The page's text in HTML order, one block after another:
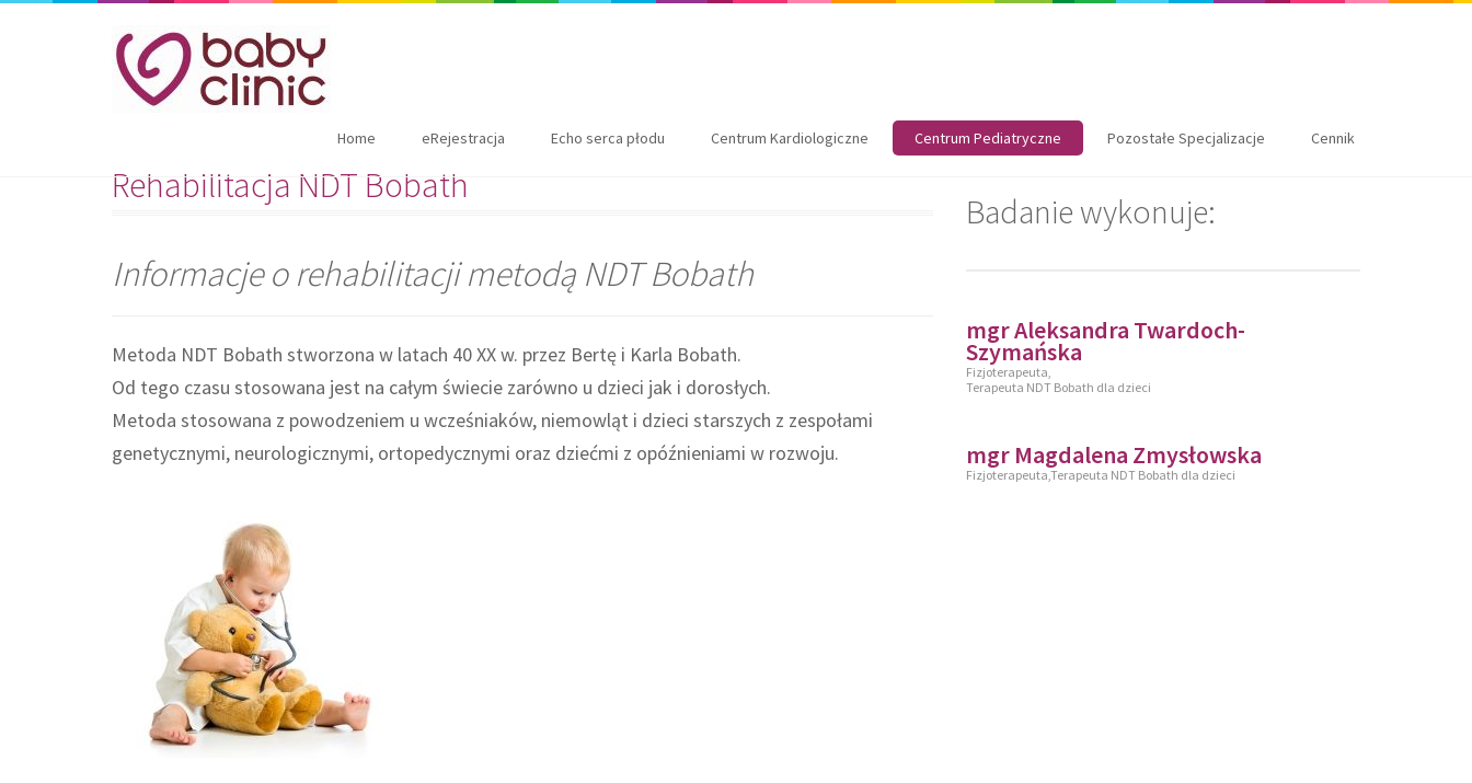
Home eRejestracja Echo serca płodu Centrum Kardiologiczne Centrum Pediatryczne Pozostałe Specjalizacje Cennik
Rehabilitacja NDT Bobath
Informacje o rehabilitacji metodą NDT Bobath
Metoda NDT Bobath stworzona w latach 40 XX w. przez Bertę i Karla Bobath.
Od tego czasu stosowana jest na całym świecie zarówno u dzieci jak i dorosłych.
Metoda stosowana z powodzeniem u wcześniaków, niemowląt i dzieci starszych z zespołami
genetycznymi, neurologicznymi, ortopedycznymi oraz dziećmi z opóźnieniami w rozwoju.
Badanie wykonuje:
mgr Aleksandra Twardoch-
Szymańska
Fizjoterapeuta,
Terapeuta NDT Bobath dla dzieci
mgr Magdalena Zmysłowska
Fizjoterapeuta,Terapeuta NDT Bobath dla dzieci